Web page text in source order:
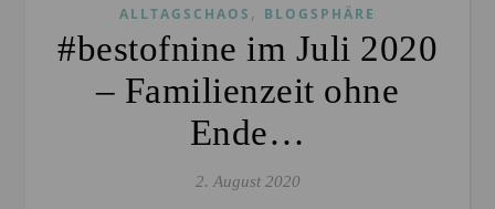
ALLTAGSCHAOS , BLOGSPHÄRE
#bestofnine im Juli 2020
– Familienzeit ohne
Ende…
2. August 2020